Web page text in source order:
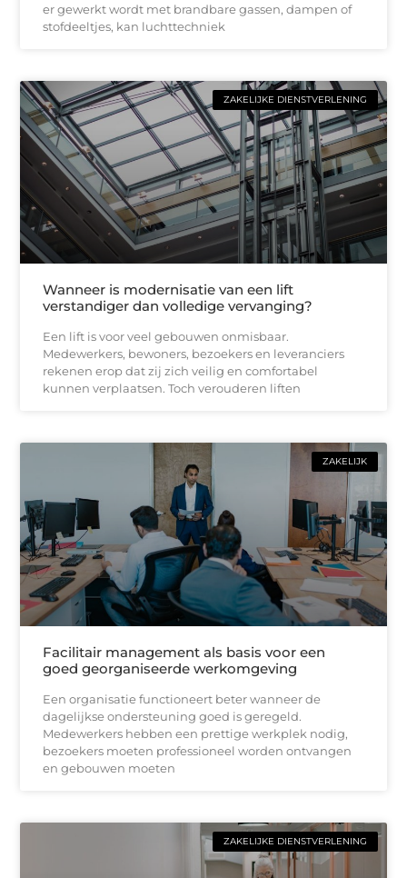
er gewerkt wordt met brandbare gassen, dampen of
stofdeeltjes, kan luchttechniek
ZAKELIJKE DIENSTVERLENING
Wanneer is modernisatie van een lift
verstandiger dan volledige vervanging?
Een lift is voor veel gebouwen onmisbaar.
Medewerkers, bewoners, bezoekers en leveranciers
rekenen erop dat zij zich veilig en comfortabel
kunnen verplaatsen. Toch verouderen liften
ZAKELIJK
Facilitair management als basis voor een
goed georganiseerde werkomgeving
Een organisatie functioneert beter wanneer de
dagelijkse ondersteuning goed is geregeld.
Medewerkers hebben een prettige werkplek nodig,
bezoekers moeten professioneel worden ontvangen
en gebouwen moeten
ZAKELIJKE DIENSTVERLENING